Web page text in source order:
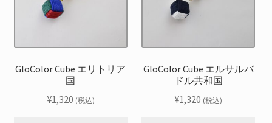
GloColor Cube エリトリア
国
¥1,320 (税込)
GloColor Cube エルサルバ
ドル共和国
¥1,320 (税込)